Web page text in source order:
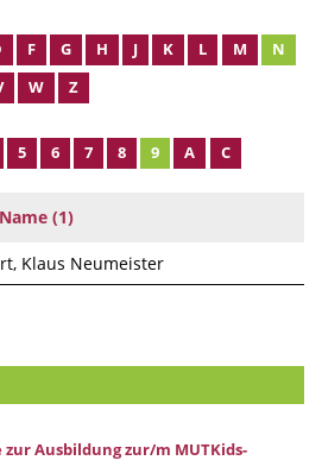
F G H J K L M
N
W Z
5 6 7 8 9 A C
Name (1)
Klaus Neumeister
Ausbildung zur/m MUTKids-